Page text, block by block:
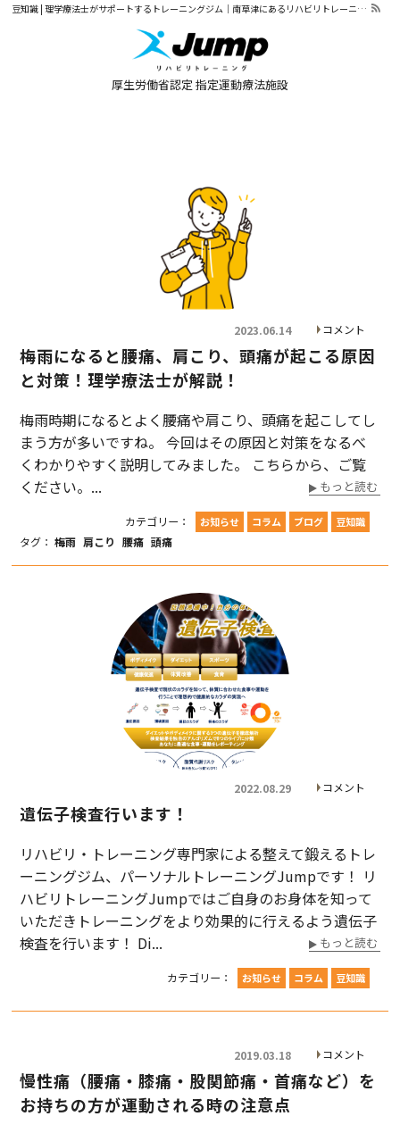
豆知識 | 理学療法士がサポートするトレーニングジム｜南草津にあるリハビリトレーニングJump
厚生労働省認定 指定運動療法施設
梅雨になると腰痛、肩こり、頭痛が起こる原因
と対策！理学療法士が解説！
2023.06.14 コメント
梅雨時期になるとよく腰痛や肩こり、頭痛を起こしてし
まう方が多いですね。 今回はその原因と対策をなるべ
くわかりやすく説明してみました。 こちらから、ご覧
ください。...
もっと読む
カテゴリー： お知らせ コラム ブログ 豆知識
タグ： 梅雨 肩こり 腰痛 頭痛
遺伝子検査行います！
2022.08.29 コメント
リハビリ・トレーニング専門家による整えて鍛えるトレ
ーニングジム、パーソナルトレーニングJumpです！ リ
ハビリトレーニングJumpではご自身のお身体を知って
いただきトレーニングをより効果的に行えるよう遺伝子
検査を行います！ Di...
もっと読む
カテゴリー： お知らせ コラム 豆知識
慢性痛（腰痛・膝痛・股関節痛・首痛など）を
お持ちの方が運動される時の注意点
2019.03.18 コメント
ご利用の流れ
施設の紹介
パーソナルトレーニング
オンライントレーニング
お知らせ
体験談
アクセス
お問い合わせ